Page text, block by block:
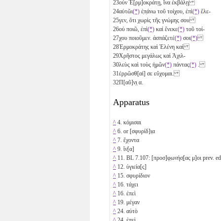
23οὖν Ἑ[ρμ]οκράτῃ, ἵνα ἐκβάλῃ
24αὐτῶι(*) ἐ̣π̣άνω τοῦ τοίχου, ἐπὶ(*) ἔλε-
25γεν, ὅτι χωρὶς τῆς γνώμης σου
26οὐ ποιῶ, ἐπὶ(*) καὶ ἕνεκε(*) τοῦ τοί-
27χου ποιοῦμεν. ἀσπάζετέ(*) σοι(*)
28Ἑρμοκράτης καὶ Ἑλένη καὶ
29Χρῆστος μεγάλως καὶ Ἀχιλ-
30λεὺς καὶ τοὺς ἡμῶν(*) πάντας(*) .
31ἐρρῶσθ[αί] σε εὔχομαι.
32Π[αῦ]ν̣ι̣ α
Apparatus
^ 4. κόμισαι
^ 6. or [σφυρίδ]ι̣α
^ 7. ἔχοντα
^ 9. ἵν[α]
^ 11. BL 7.107: [προσ]φ̣ωνήσ̣[ας μ]οι prev.
^ 12. ὑγιεία[ς]
^ 15. σφυρίδιον
^ 16. τάχει
^ 16. ἐπεὶ
^ 19. μέγαν
^ 24. αὐτὸ